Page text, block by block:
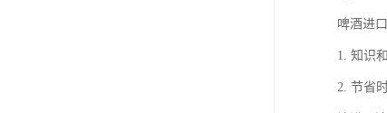
啤酒进
1. 知识
2. 节省